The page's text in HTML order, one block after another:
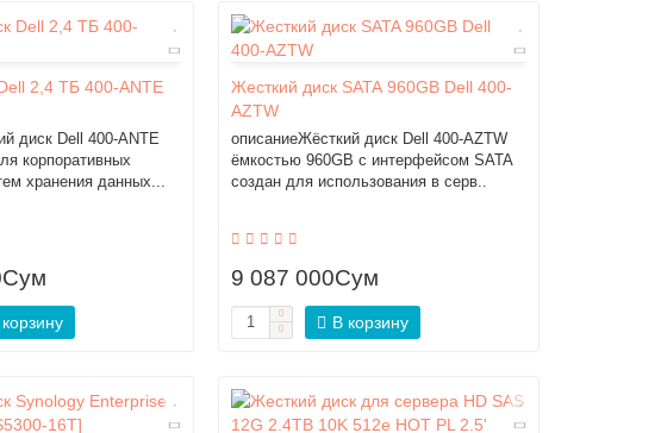
2,4 ТБ 400-ANTE
диск Dell 400-ANTE
корпоративных
хранения данных...
Жесткий диск SATA 960GB Dell 400-
AZTW
описаниеЖёсткий диск Dell 400-AZTW
ёмкостью 960GB с интерфейсом SATA
создан для использования в серв..
9 087 000Сум
В корзину